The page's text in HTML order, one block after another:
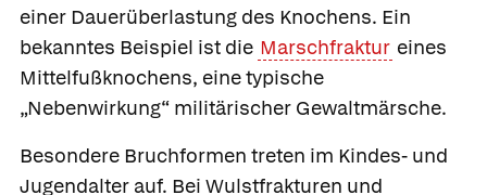
einer Dauerüberlastung des Knochens. Ein
bekanntes Beispiel ist die Marschfraktur eines
Mittelfußknochens, eine typische
„Nebenwirkung“ militärischer Gewaltmärsche.
Besondere Bruchformen treten im Kindes- und
Jugendalter auf. Bei Wulstfrakturen und